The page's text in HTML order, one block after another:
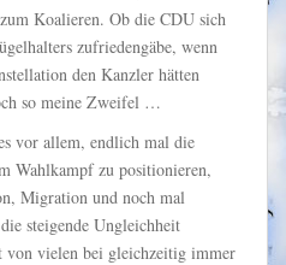
Koalieren. Ob die CDU sich
zufriedengäbe, wenn
den Kanzler hätten
so meine Zweifel …
vor allem, endlich mal die
Wahlkampf zu positionieren,
Migration und noch mal
steigende Ungleichheit
von vielen bei gleichzeitig immer